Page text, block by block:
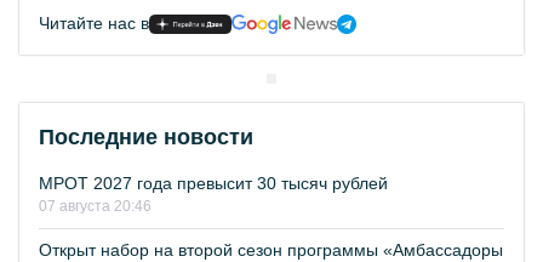
Читайте нас в
Последние новости
МРОТ 2027 года превысит 30 тысяч рублей
07 августа 20:46
Открыт набор на второй сезон программы «Амбассадоры